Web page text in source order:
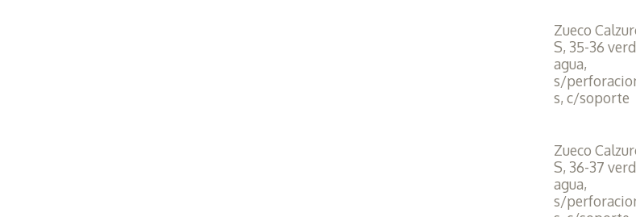
Zueco
S, 35-36
agua,
s/
s, c/soporte
Zueco
S, 36-37
agua,
s/